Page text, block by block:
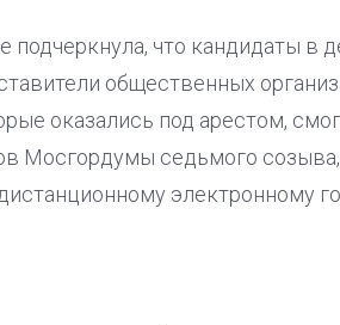
подчеркнула, что кандидаты в
общественных
оказались под арестом,
Мосгордумы седьмого
электронному